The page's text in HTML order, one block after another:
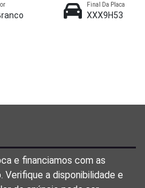
Final Da Placa
XXX9H53
e financiamos com as
a disponibilidade e